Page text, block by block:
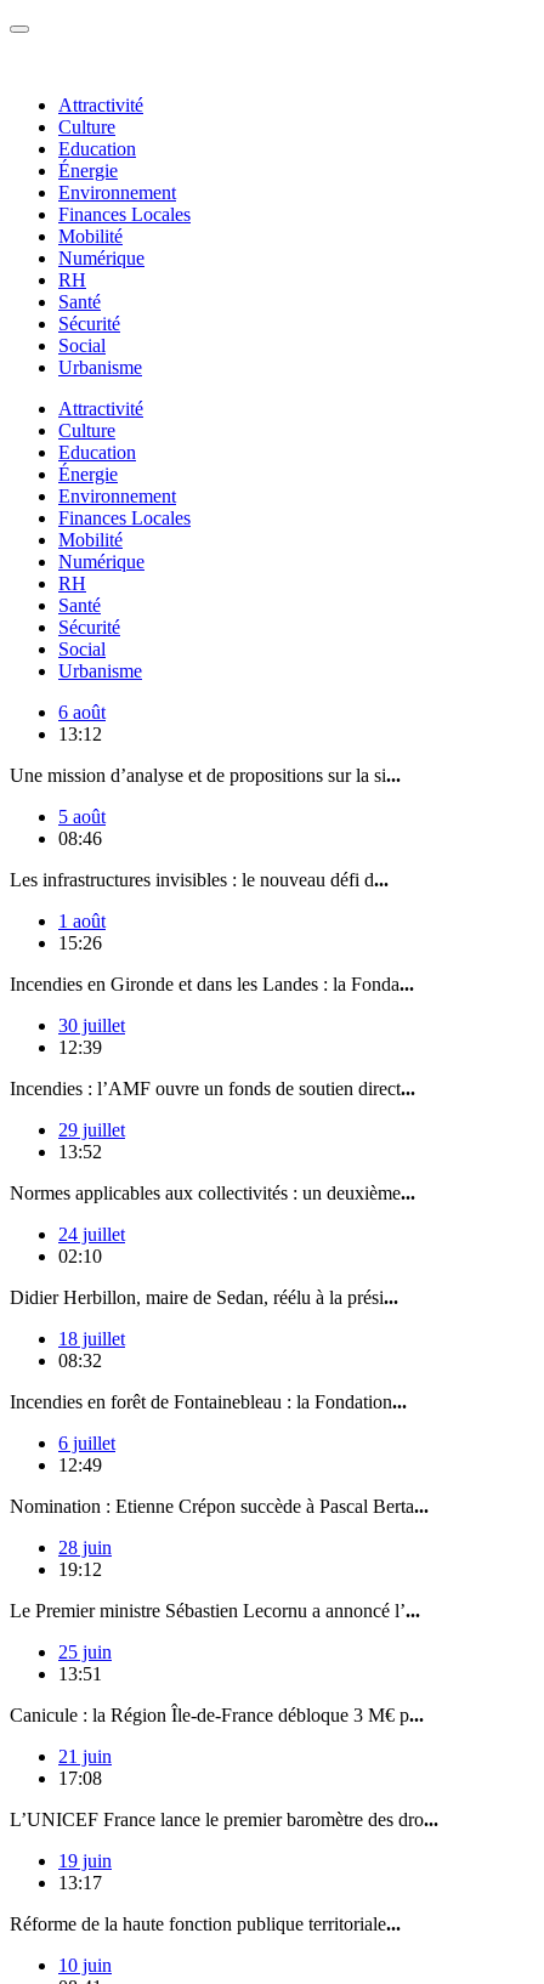
Attractivité
Culture
Education
Énergie
Environnement
Finances Locales
Mobilité
Numérique
RH
Santé
Sécurité
Social
Urbanisme
Attractivité
Culture
Education
Énergie
Environnement
Finances Locales
Mobilité
Numérique
RH
Santé
Sécurité
Social
Urbanisme
6 août
13:12
Une mission d’analyse et de propositions sur la si...
5 août
08:46
Les infrastructures invisibles : le nouveau défi d...
1 août
15:26
Incendies en Gironde et dans les Landes : la Fonda...
30 juillet
12:39
Incendies : l’AMF ouvre un fonds de soutien direct...
29 juillet
13:52
Normes applicables aux collectivités : un deuxième...
24 juillet
02:10
Didier Herbillon, maire de Sedan, réélu à la prési...
18 juillet
08:32
Incendies en forêt de Fontainebleau : la Fondation...
6 juillet
12:49
Nomination : Etienne Crépon succède à Pascal Berta...
28 juin
19:12
Le Premier ministre Sébastien Lecornu a annoncé l’...
25 juin
13:51
Canicule : la Région Île-de-France débloque 3 M€ p...
21 juin
17:08
L’UNICEF France lance le premier baromètre des dro...
19 juin
13:17
Réforme de la haute fonction publique territoriale...
10 juin